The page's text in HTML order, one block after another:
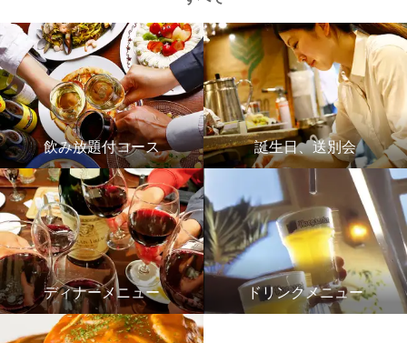
飲み放題付コース 誕生日、送別会
ディナーメニュー ドリンクメニュー